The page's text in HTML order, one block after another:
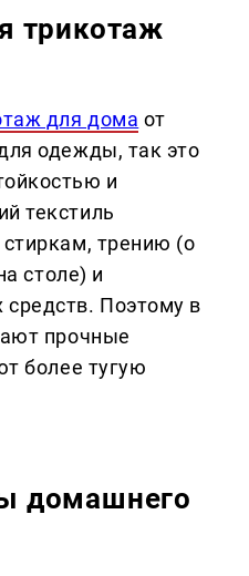
трикотаж
для дома от
одежды, так это
и
текстиль
трению (о
столе) и
Поэтому в
прочные
более тугую
домашнего